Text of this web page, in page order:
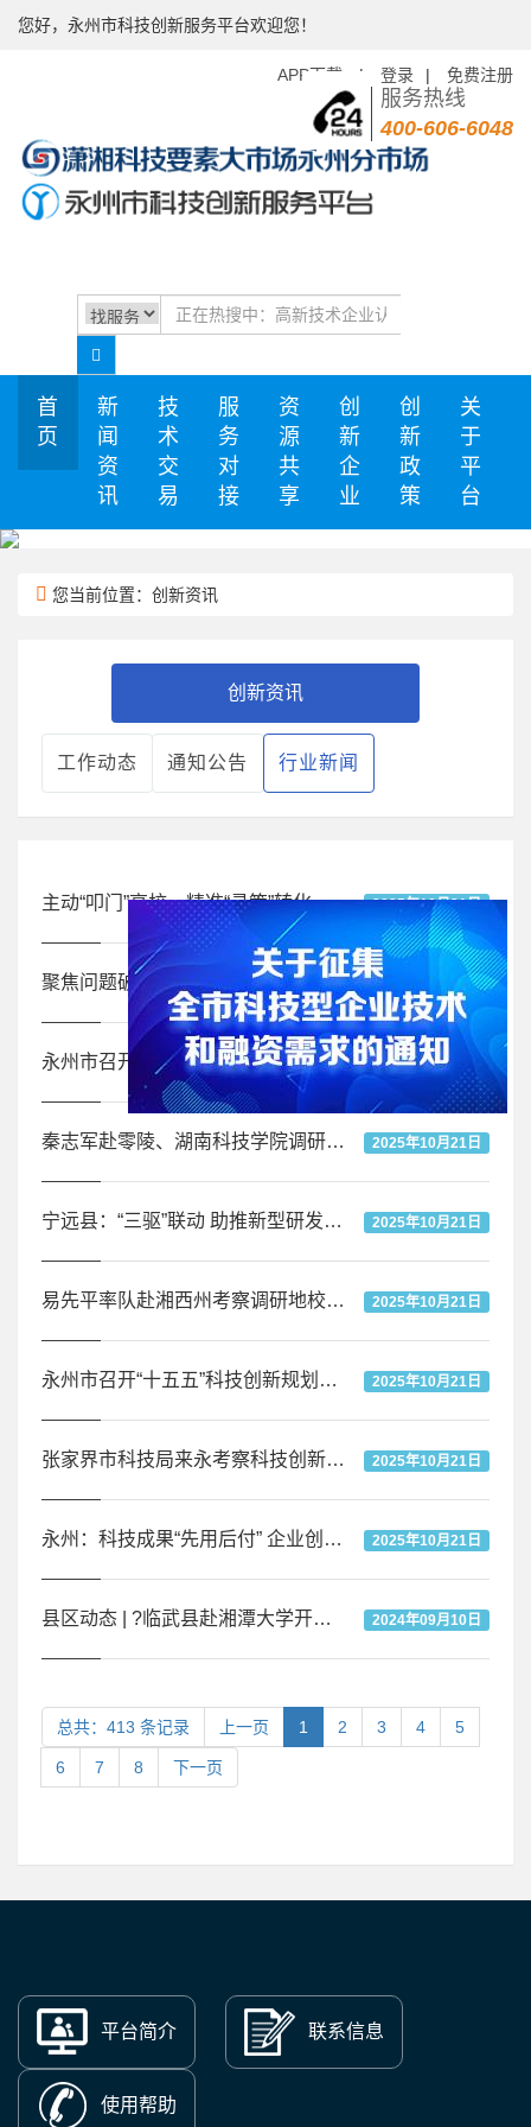
您好，永州市科技创新服务平台欢迎您！
APP下载 | 登录 | 免费注册
服务热线
400-606-6048
首
页
新
闻
资
讯
技
术
交
易
服
务
对
接
资
源
共
享
创
新
企
业
创
新
政
策
关
于
平
台
您当前位置：创新资讯
创新资讯
工作动态 通知公告 行业新闻
主动“叩门”高校，精准“寻策”转化——永州市科技局赴省内重点高校开展科技成果转化对接交流 2025年10月21日
聚焦问题破解 聚力任务落实——全市2025年研发经费报统工作座谈会召开 2025年10月21日
永州市召开2025年科技创新赋能攻坚暨大抓落实推进会 2025年10月21日
秦志军赴零陵、湖南科技学院调研潇湘科创院项目 2025年10月21日
宁远县：“三驱”联动 助推新型研发机构见实效 2025年10月21日
易先平率队赴湘西州考察调研地校共建大学科技园经验 2025年10月21日
永州市召开“十五五”科技创新规划锂电产业专题座谈会 2025年10月21日
张家界市科技局来永考察科技创新工作 2025年10月21日
永州：科技成果“先用后付” 企业创新“轻装上阵” 2025年10月21日
县区动态 | ?临武县赴湘潭大学开展校企合作 2024年09月10日
总共：413 条记录 上一页 1 2 3 4 5
6 7 8 下一页
平台简介 联系信息
使用帮助